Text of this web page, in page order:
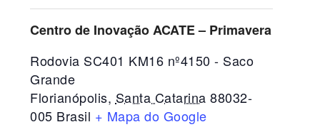
Centro de Inovação ACATE – Primavera
Rodovia SC401 KM16 nº4150 - Saco
Grande
Florianópolis, Santa Catarina 88032-
005 Brasil + Mapa do Google